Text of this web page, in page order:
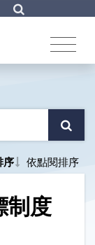
序 依點閱排序
制度